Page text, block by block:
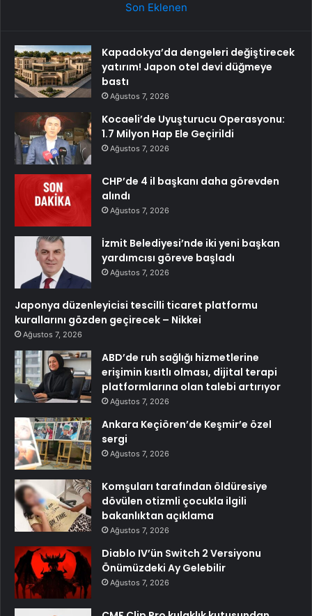
Son Eklenen
Kapadokya’da dengeleri değiştirecek
yatırım! Japon otel devi düğmeye
bastı
Ağustos 7, 2026
Kocaeli’de Uyuşturucu Operasyonu:
1.7 Milyon Hap Ele Geçirildi
Ağustos 7, 2026
CHP’de 4 il başkanı daha görevden
alındı
Ağustos 7, 2026
İzmit Belediyesi’nde iki yeni başkan
yardımcısı göreve başladı
Ağustos 7, 2026
Japonya düzenleyicisi tescilli ticaret platformu
kurallarını gözden geçirecek – Nikkei
Ağustos 7, 2026
ABD’de ruh sağlığı hizmetlerine
erişimin kısıtlı olması, dijital terapi
platformlarına olan talebi artırıyor
Ağustos 7, 2026
Ankara Keçiören’de Keşmir’e özel
sergi
Ağustos 7, 2026
Komşuları tarafından öldüresiye
dövülen otizmli çocukla ilgili
bakanlıktan açıklama
Ağustos 7, 2026
Diablo IV’ün Switch 2 Versiyonu
Önümüzdeki Ay Gelebilir
Ağustos 7, 2026